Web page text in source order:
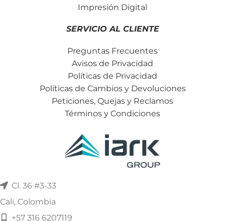
Impresión Digital
SERVICIO AL CLIENTE
Preguntas Frecuentes
Avisos de Privacidad
Políticas de Privacidad
Políticas de Cambios y Devoluciones
Peticiones, Quejas y Reclamos
Términos y Condiciones
Cl. 36 #3-33
Cali, Colombia
+57 316 6207119